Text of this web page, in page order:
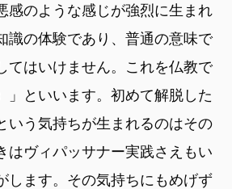
感のような感じが強烈に生まれ
識の体験であり、普通の意味で
てはいけません。これを仏教で
」といいます。初めて解脱した
いう気持ちが生まれるのはその
はヴィパッサナー実践さえもい
します。その気持ちにもめげず